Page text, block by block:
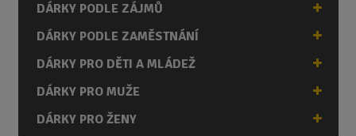
aDÁRKY PODLE ZÁJMŮ
DÁRKY PODLE ZAMĚSTNÁNÍ
DÁRKY PRO DĚTI A MLÁDEŽ
DÁRKY PRO MUŽE
DÁRKY PRO ŽENY